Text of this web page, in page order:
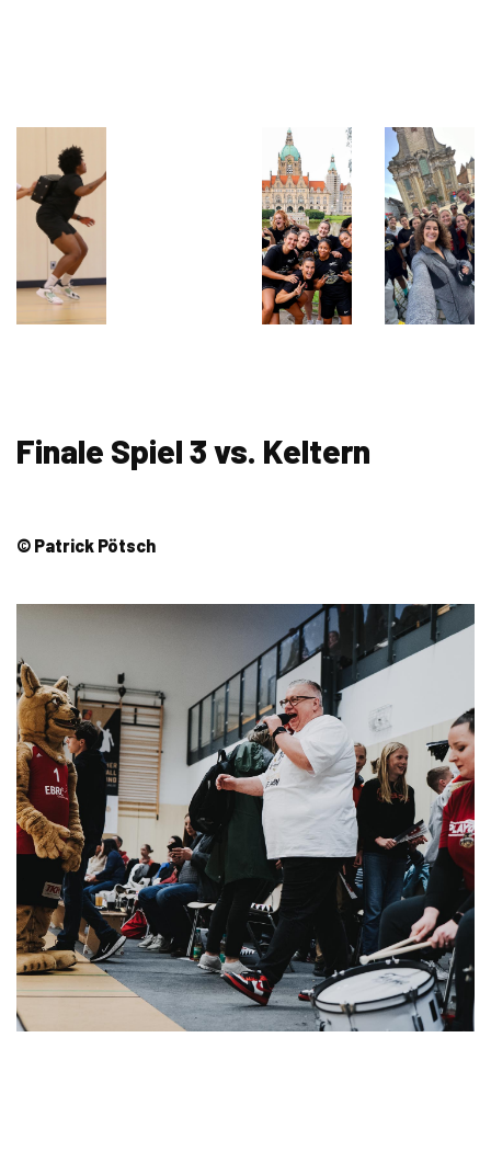
Finale Spiel 3 vs. Keltern
© Patrick Pötsch